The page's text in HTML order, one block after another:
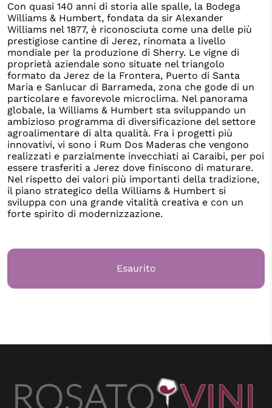
Con quasi 140 anni di storia alle spalle, la Bodega
Williams & Humbert, fondata da sir Alexander
Williams nel 1877, è riconosciuta come una delle più
prestigiose cantine di Jerez, rinomata a livello
mondiale per la produzione di Sherry. Le vigne di
proprietà aziendale sono situate nel triangolo
formato da Jerez de la Frontera, Puerto di Santa
Maria e Sanlucar di Barrameda, zona che gode di un
particolare e favorevole microclima. Nel panorama
globale, la Williams & Humbert sta sviluppando un
ambizioso programma di diversificazione del settore
agroalimentare di alta qualità. Fra i progetti più
innovativi, vi sono i Rum Dos Maderas che vengono
realizzati e parzialmente invecchiati ai Caraibi, per poi
essere trasferiti a Jerez dove finiscono di maturare.
Nel rispetto dei valori più importanti della tradizione,
il piano strategico della Williams & Humbert si
sviluppa con una grande vitalità creativa e con un
forte spirito di modernizzazione.
Esaurito